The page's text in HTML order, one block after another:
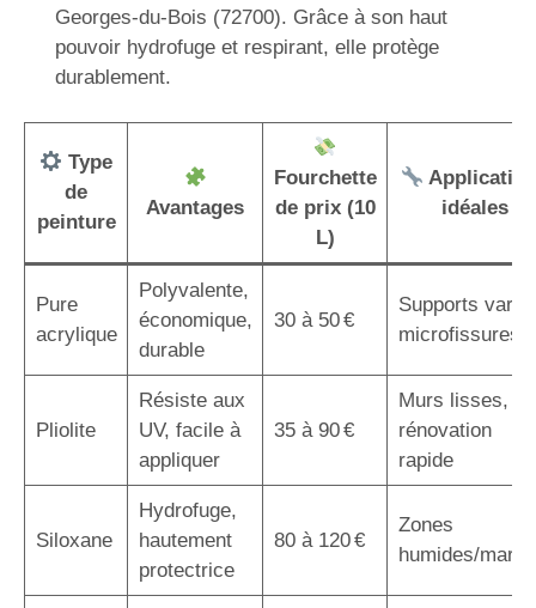
Georges-du-Bois (72700). Grâce à son haut
pouvoir hydrofuge et respirant, elle protège
durablement.
Type
de
peinture
Avantages
Fourchette
de prix (10
L)
idéales
Pure
acrylique
Polyvalente,
économique,
durable
30 à 50 €
Supports
microfissures
Pliolite
Résiste aux
UV, facile à
appliquer
35 à 90 €
Murs lisses,
rénovation
rapide
Siloxane
Hydrofuge,
hautement
protectrice
80 à 120 €
Zones
humides/